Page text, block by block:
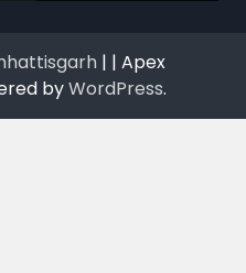
| | Apex
byWordPress.